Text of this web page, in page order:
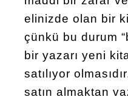
elinizde olan bir
çünkü bu durum
bir yazarı yeni
satılıyor
satın almaktan